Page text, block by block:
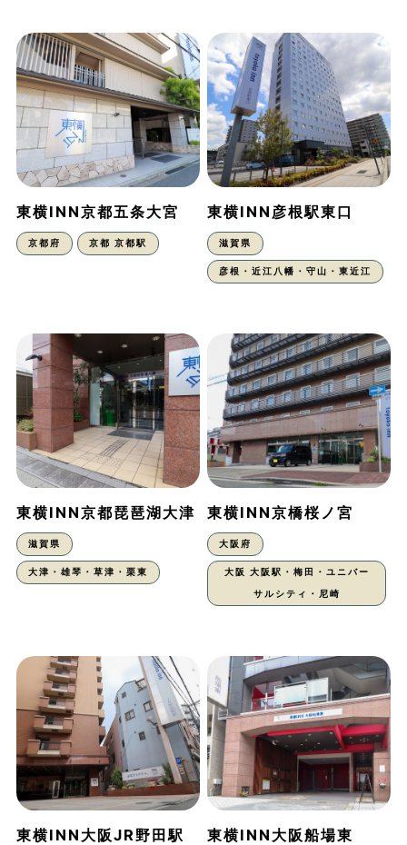
東横INN京都五条大宮
京都府 京都 京都駅
東横INN彦根駅東口
滋賀県
彦根・近江八幡・守山・東近江
東横INN京都琵琶湖大津
滋賀県
大津・雄琴・草津・栗東
東横INN京橋桜ノ宮
大阪府
大阪 大阪駅・梅田・ユニバー
サルシティ・尼崎
東横INN大阪JR野田駅
東横INN大阪船場東